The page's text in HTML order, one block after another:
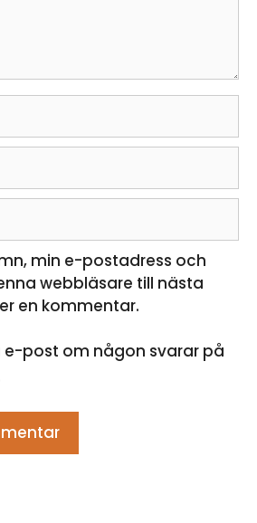
min e-postadress och
webbläsare till nästa
en kommentar.
e-post om någon svarar på